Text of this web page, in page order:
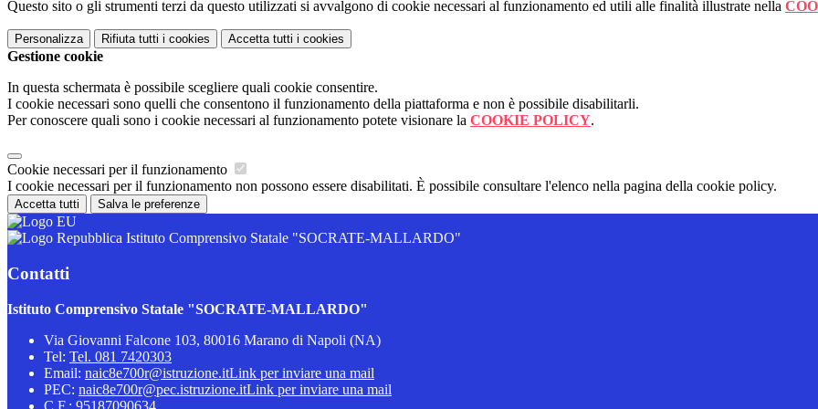
Questo sito o gli strumenti terzi da questo utilizzati si avvalgono di cookie necessari al funzionamento ed utili alle finalità illustrate nella
Personalizza Rifiuta tutti i cookies Accetta tutti i cookies
Gestione cookie
In questa schermata è possibile scegliere quali cookie consentire.
I cookie necessari sono quelli che consentono il funzionamento della piattaforma e non è possibile disabilitarli.
Per conoscere quali sono i cookie necessari al funzionamento potete visionare la COOKIE POLICY.
Cookie necessari per il funzionamento
I cookie necessari per il funzionamento non possono essere disabilitati. È possibile consultare l'elenco nella pagina della cookie policy.
Accetta tutti Salva le preferenze
Istituto Comprensivo Statale "SOCRATE-MALLARDO"
Contatti
Istituto Comprensivo Statale "SOCRATE-MALLARDO"
Via Giovanni Falcone 103, 80016 Marano di Napoli (NA)
Tel: Tel. 081 7420303
Email: naic8e700r@istruzione.itLink per inviare una mail
PEC: naic8e700r@pec.istruzione.itLink per inviare una mail
C.F.: 95187090634